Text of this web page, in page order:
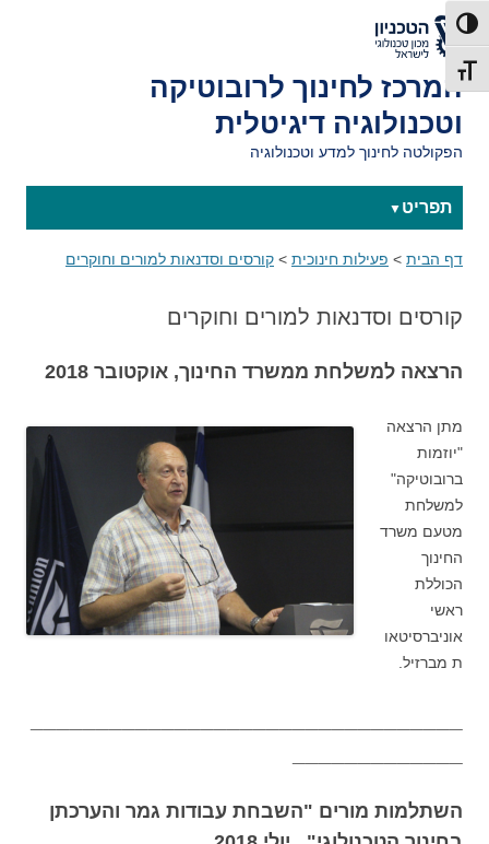
הפעל/כבה ניגודיות גבוהה
מתג גודל גופן
לאתר הטכניון
המרכז לחינוך לרובוטיקה
וטכנולוגיה דיגיטלית
הפקולטה לחינוך למדע וטכנולוגיה
תפריט
דף הבית > פעילות חינוכית > קורסים וסדנאות למורים וחוקרים
קורסים וסדנאות למורים וחוקרים
הרצאה למשלחת ממשרד החינוך, אוקטובר 2018
מתן הרצאה
"יוזמות
ברובוטיקה"
למשלחת
מטעם משרד
החינוך
הכוללת
ראשי
אוניברסיטאו
ת מברזיל.
השתלמות מורים "השבחת עבודות גמר והערכתן